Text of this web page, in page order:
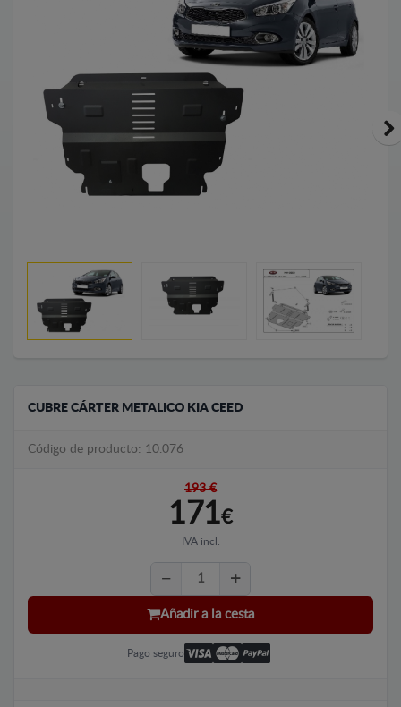
CUBRE CÁRTER METALICO KIA CEED
Código de producto: 10.076
193 €
171€
IVA incl.
Añadir a la cesta
Pago seguro